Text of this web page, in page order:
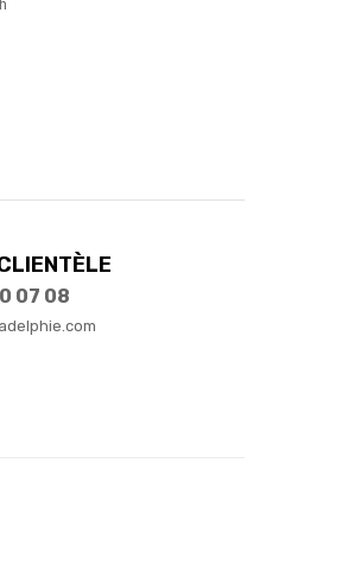
07 08